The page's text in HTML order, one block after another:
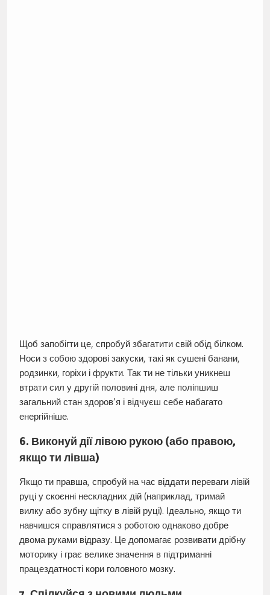
Щоб запобігти це, спробуй збагатити свій обід білком.
Носи з собою здорові закуски, такі як сушені банани,
родзинки, горіхи і фрукти. Так ти не тільки уникнеш
втрати сил у другій половині дня, але поліпшиш
загальний стан здоров’я і відчуєш себе набагато
енергійніше.
6. Виконуй дії лівою рукою (або правою,
якщо ти лівша)
Якщо ти правша, спробуй на час віддати переваги лівій
руці у скоєнні нескладних дій (наприклад, тримай
вилку або зубну щітку в лівій руці). Ідеально, якщо ти
навчишся справлятися з роботою однаково добре
двома руками відразу. Це допомагає розвивати дрібну
моторику і грає велике значення в підтриманні
працездатності кори головного мозку.